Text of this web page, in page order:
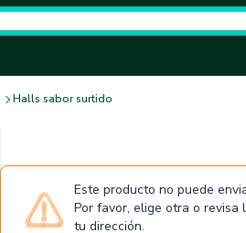
Halls sabor surtido
Este producto no puede
Por favor, elige otra o revisa
tu dirección.